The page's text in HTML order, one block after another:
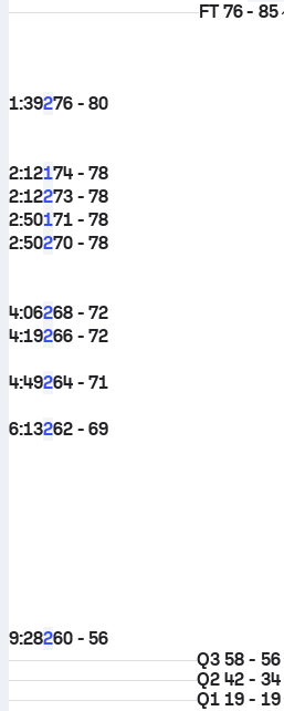
FT 76 - 85
1:39276 - 80
2:12174 - 78
2:12273 - 78
2:50171 - 78
2:50270 - 78
4:06268 - 72
4:19266 - 72
4:49264 - 71
6:13262 - 69
9:28260 - 56
Q3 58 - 56
Q2 42 - 34
Q1 19 - 19